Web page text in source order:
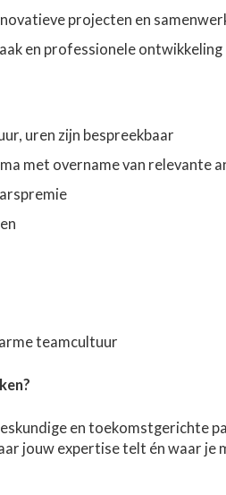
projecten en
en professionele ontwikkeling
uren zijn bespreekbaar
met overname van relevante
teamcultuur
en toekomstgerichte
jouw expertise telt én waar je